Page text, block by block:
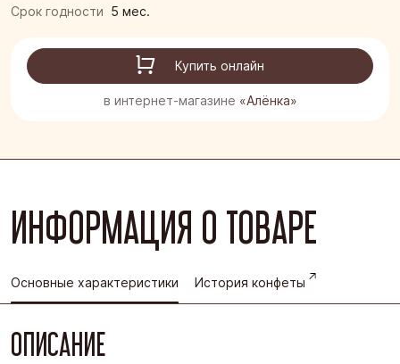
Срок годности 5 мес.
Купить онлайн
в интернет-магазине «Алёнка»
ИНФОРМАЦИЯ О ТОВАРЕ
Основные характеристики История конфеты
ОПИСАНИЕ